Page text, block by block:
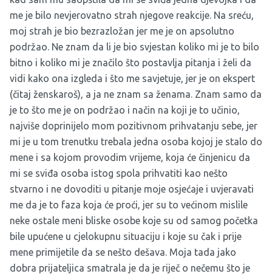
me je bilo nevjerovatno strah njegove reakcije. Na sreću,
moj strah je bio bezrazložan jer me je on apsolutno
podržao. Ne znam da li je bio svjestan koliko mi je to bilo
bitno i koliko mi je značilo što postavlja pitanja i želi da
vidi kako ona izgleda i što me savjetuje, jer je on ekspert
(čitaj ženskaroš), a ja ne znam sa ženama. Znam samo da
je to što me je on podržao i način na koji je to učinio,
najviše doprinijelo mom pozitivnom prihvatanju sebe, jer
mi je u tom trenutku trebala jedna osoba kojoj je stalo do
mene i sa kojom provodim vrijeme, koja će činjenicu da
mi se sviđa osoba istog spola prihvatiti kao nešto
stvarno i ne dovoditi u pitanje moje osjećaje i uvjeravati
me da je to faza koja će proći, jer su to većinom mislile
neke ostale meni bliske osobe koje su od samog početka
bile upućene u cjelokupnu situaciju i koje su čak i prije
mene primijetile da se nešto dešava. Moja tada jako
dobra prijateljica smatrala je da je riječ o nečemu što je